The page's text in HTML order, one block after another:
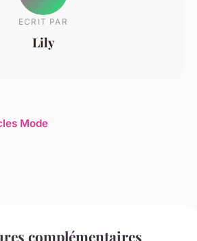
ECRIT PAR
Lily
Mode
complémentaires